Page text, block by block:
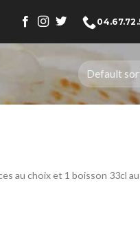
au choix et 1 boisson 33cl